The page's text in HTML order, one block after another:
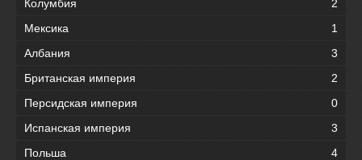
Колумбия
2
Мексика
1
Албания
3
Британская империя
2
Персидская империя
0
Испанская империя
3
Польша
4